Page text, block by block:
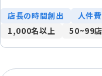
店長の時間創出 人件
1,000名以上
50~99